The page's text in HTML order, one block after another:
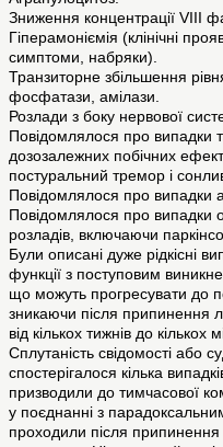
Зниження концентрації VIII
Гіперамоніємія (клінічні
симптоми, набряки).
Транзиторне збільшення
фосфатази, амілази.
Розлади з боку нервової
Повідомлялося про випадки
дозозалежних побічних
постуральний тремор і
Повідомлялося про випадки
Повідомлялося про випадки
розладів, включаючи
Були описані дуже рідкісні
функції з поступовим
що можуть прогресувати до
зникаючи після припинення
від кількох тижнів до кількох
Сплутаність свідомості або
спостерігалося кілька
призводили до тимчасової
у поєднанні з
проходили після